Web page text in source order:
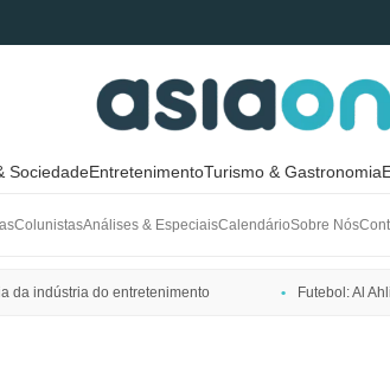
SociedadeEntretenimentoTurismo & Gastronomia
ColunistasAnálises & EspeciaisCalendárioSobre Nós
da indústria do entretenimento Futebol: Al